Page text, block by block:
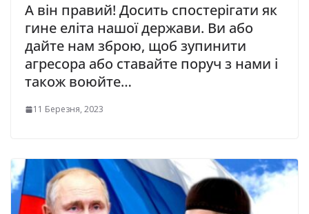
А він правий! Досить спостерігати як
гине еліта нашої держави. Ви або
дайте нам зброю, щоб зупинити
агресора або ставайте поруч з нами і
також воюйте…
11 Березня, 2023